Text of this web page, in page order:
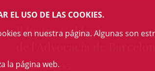
Il·lustre Col·legi
c/ Mallorca, 283
EL USO DE LAS COOKIES.
en nuestra página. Algunas son
la página web.